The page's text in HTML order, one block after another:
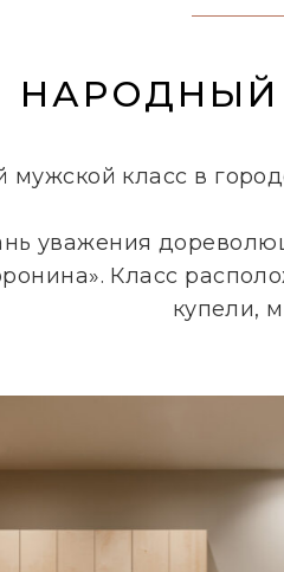
класс в
уважения
Класс
купели,